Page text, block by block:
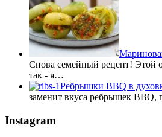
Снова семейный рецепт! Этой
так - я…
Ребрышки BBQ в
заменит вкуса ребрышек
Instagram